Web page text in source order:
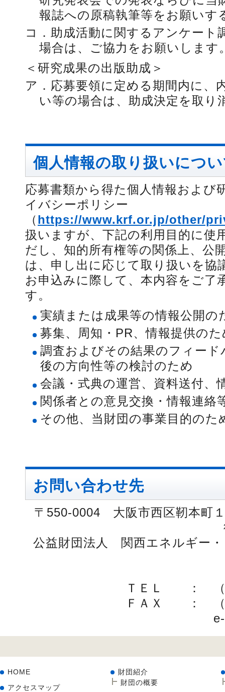
報誌への原稿執筆等をお願いす
コ． 助成活動に関するアンケート
場合は、ご協力をお願いします
＜研究成果の出版助成＞
ア． 応募要領に定める期間内に、
い等の場合は、助成決定を取り
個人情報の取り扱いにつ
応募書類から得た個人情報および
イバシーポリシー
（https://www.krf.or.jp/other/
扱いますが、下記の利用目的に使
だし、知的所有権等の関係上、公
は、申し出に応じて取り扱いを協
お申込みに際して、本内容をご了
す。
実績または成果等の情報公開の
募集、周知・PR、情報提供のた
調査およびその結果のフィー
後の方向性等の検討のため
会議・式典の運営、資料送付、
関係者との意見交換・情報連絡
その他、当財団の事業目的の
お問い合わせ先
〒550-0004 大阪市西区靭本町
公益財団法人 関西エネルギー
ＴＥＬ ： （
ＦＡＸ ： （
HOME
アクセスマップ
財団紹介
財団の概要